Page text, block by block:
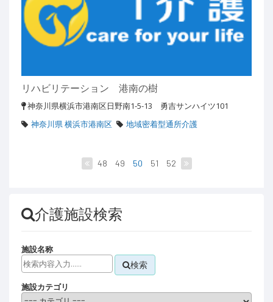
リハビリテーション 港南の樹
神奈川県横浜市港南区日野南1-5-13 勇吉サンハイツ101
神奈川県 横浜市港南区
地域密着型通所介護
48 49 50 51 52
介護施設検索
施設名称
検索
施設カテゴリ